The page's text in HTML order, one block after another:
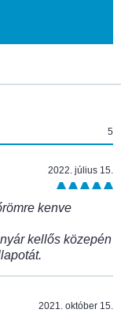
5
2022. július 15.
kenve
kellős közepén
2021. október 15.